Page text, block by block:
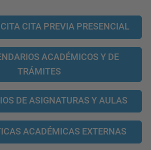
CITA PREVIA PRESENCIAL
ACADÉMICOS Y DE
TRÁMITES
DE ASIGNATURAS Y AULAS
ACADÉMICAS EXTERNAS